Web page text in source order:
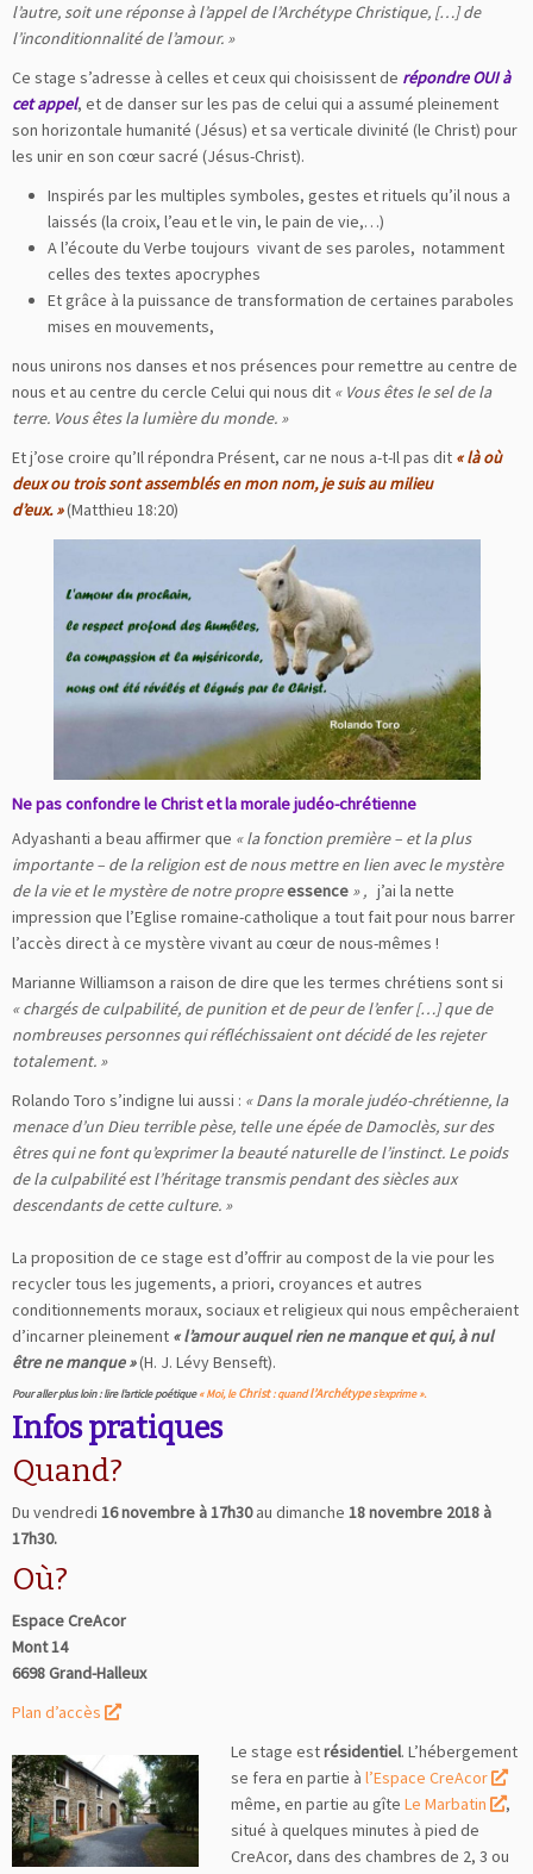
l’autre, soit une réponse à l’appel de l’Archétype Christique, […] de
l’inconditionnalité de l’amour. »
Ce stage s’adresse à celles et ceux qui choisissent de répondre OUI à
cet appel, et de danser sur les pas de celui qui a assumé pleinement
son horizontale humanité (Jésus) et sa verticale divinité (le Christ) pour
les unir en son cœur sacré (Jésus-Christ).
Inspirés par les multiples symboles, gestes et rituels qu’il nous a
laissés (la croix, l’eau et le vin, le pain de vie,…)
A l’écoute du Verbe toujours vivant de ses paroles, notamment
celles des textes apocryphes
Et grâce à la puissance de transformation de certaines paraboles
mises en mouvements,
nous unirons nos danses et nos présences pour remettre au centre de
nous et au centre du cercle Celui qui nous dit « Vous êtes le sel de la
terre. Vous êtes la lumière du monde. »
Et j’ose croire qu’Il répondra Présent, car ne nous a-t-Il pas dit «là où
deux ou trois sont assemblés en mon nom, je suis au milieu
d’eux. »(Matthieu 18:20)
Ne pas confondre le Christ et la morale judéo-chrétienne
Adyashanti a beau affirmer que « la fonction première – et la plus
importante – de la religion est de nous mettre en lien avec le mystère
de la vie et le mystère de notre propreessence » , j’ai la nette
impression que l’Eglise romaine-catholique a tout fait pour nous barrer
l’accès direct à ce mystère vivant au cœur de nous-mêmes !
Marianne Williamson a raison de dire que les termes chrétiens sont si
« chargés de culpabilité, de punition et de peur de l’enfer […] que de
nombreuses personnes qui réfléchissaient ont décidé de les rejeter
totalement. »
Rolando Toro s’indigne lui aussi : « Dans la morale judéo-chrétienne, la
menace d’un Dieu terrible pèse, telle une épée de Damoclès, sur des
êtres qui ne font qu’exprimer la beauté naturelle de l’instinct. Le poids
de la culpabilité est l’héritage transmis pendant des siècles aux
descendants de cette culture. »
La proposition de ce stage est d’offrir au compost de la vie pour les
recycler tous les jugements, a priori, croyances et autres
conditionnements moraux, sociaux et religieux qui nous empêcheraient
d’incarner pleinement « l’amour auquel rien ne manque et qui, à nul
être ne manque »(H. J. Lévy Benseft).
Pour aller plus loin : lire l’article poétique« Moi, leChrist: quandl’Archétypes’exprime ».
Infos pratiques
Quand?
Du vendredi 16 novembre à 17h30au dimanche 18 novembre 2018 à
17h30.
Où?
Espace CreAcor
Mont 14
6698 Grand-Halleux
Plan d’accès
Le stage estrésidentiel. L’hébergement
se fera en partie àl’Espace CreAcor
même, en partie au gîteLe Marbatin
,
situé à quelques minutes à pied de
CreAcor, dans des chambres de 2, 3 ou